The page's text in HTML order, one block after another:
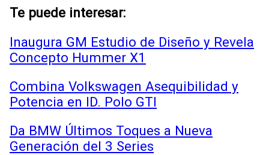
Te puede interesar:
Inaugura GM Estudio de Diseño y Revela
Concepto Hummer X1
Combina Volkswagen Asequibilidad y
Potencia en ID. Polo GTI
Da BMW Últimos Toques a Nueva
Generación del 3 Series